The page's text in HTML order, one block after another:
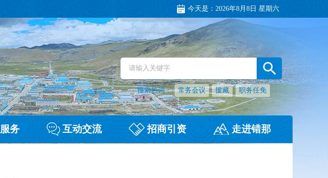
今天是： 2026年8月8日 星期六
搜索热词： 常务会议 援藏 职务任免
务 互动交流 招商引资 走进错那